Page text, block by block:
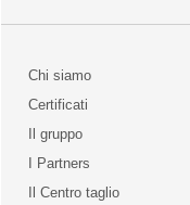
Chi siamo
qualità
Certificati
Il gruppo
I Partners
Il Centro taglio